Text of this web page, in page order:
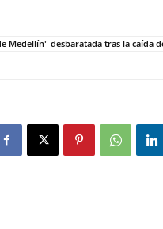
Medellín" desbaratada tras la caída